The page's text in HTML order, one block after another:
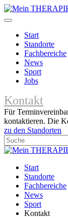
Start
Standorte
Fachbereiche
News
Sport
Jobs
Kontakt
Für
kontaktieren. Die
zu den Standorten
Start
Standorte
Fachbereiche
News
Sport
Kontakt